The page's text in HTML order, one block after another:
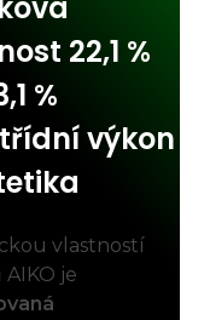
22,1 %
%
výkon
vlastností
je